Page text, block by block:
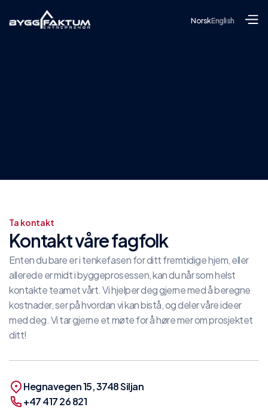
NorskEnglish
Ta kontakt
Kontakt våre fagfolk
Enten du bare er i tenkefasen for ditt fremtidige hjem, eller
allerede er midt i byggeprosessen, kan du når som helst
kontakte teamet vårt. Vi hjelper deg gjerne med å beregne
kostnader, ser på hvordan vi kan bistå, og deler våre ideer
med deg. Vi tar gjerne et møte for å høre mer om prosjektet
ditt!
Hegnavegen 15, 3748 Siljan
+47 417 26 821